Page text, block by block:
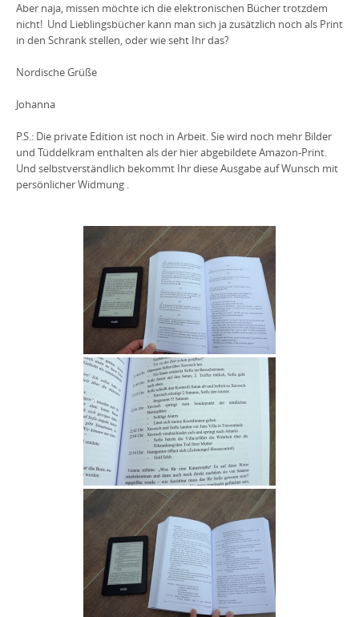
Aber naja, missen möchte ich die elektronischen Bücher trotzdem
nicht! Und Lieblingsbücher kann man sich ja zusätzlich noch als Print
in den Schrank stellen, oder wie seht Ihr das?
Nordische Grüße
Johanna
P.S.: Die private Edition ist noch in Arbeit. Sie wird noch mehr Bilder
und Tüddelkram enthalten als der hier abgebildete Amazon-Print.
Und selbstverständlich bekommt Ihr diese Ausgabe auf Wunsch mit
persönlicher Widmung .